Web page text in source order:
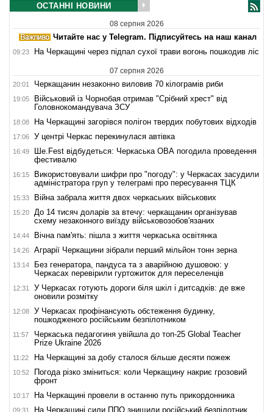
ОСТАННІ НОВИНИ
08 серпня 2026
Читайте нас у Telegram. Підписуйтесь на наш канал
09:23 На Черкащині через підпал сухої трави вогонь пошкодив ліс
07 серпня 2026
20:01 Черкащанин незаконно виловив 70 кілограмів риби
19:05
Військовий із Чорнобая отримав "Срібний хрест" від
Головнокомандувача ЗСУ
18:08 На Черкащині загорівся полігон твердих побутових відходів
17:06 У центрі Черкас перекинулася автівка
16:49
Ше.Fest відбудеться: Черкаська ОВА погодила проведення
фестивалю
16:15
Використовували шифри про "погоду": у Черкасах засудили
адміністратора груп у телеграмі про пересування ТЦК
15:33 Війна забрала життя двох черкаських військових
15:20
До 14 тисяч доларів за втечу: черкащанин організував
схему незаконного виїзду військовозобов'язаних
14:44 Вічна пам'ять: пішла з життя черкаська освітянка
14:26 Аграрії Черкащини зібрали перший мільйон тонн зерна
13:14
Без генератора, пандуса та з аварійною душовою: у
Черкасах перевірили гуртожиток для переселенців
12:31
У Черкасах готують дороги біля шкіл і дитсадків: де вже
оновили розмітку
12:08
У Черкасах профінансують обстеження будинку,
пошкодженого російським безпілотником
11:57
Черкаська педагогиня увійшла до топ-25 Global Teacher
Prize Ukraine 2026
11:22 На Черкащині за добу сталося більше десяти пожеж
10:52
Погода різко зміниться: коли Черкащину накриє грозовий
фронт
10:17 На Черкащині провели в останню путь прикордонника
09:31 На Черкащині сили ППО знищили російський безпілотник